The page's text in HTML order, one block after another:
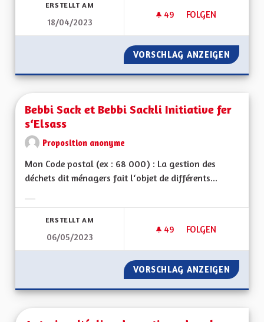
ERSTELLT AM
18/04/2023
49 49 FOLLOWER
FOLGEN
BRIGADE VERTE
VORSCHLAG ANZEIGEN
Bebbi Sack et Bebbi Sackli Initiative fer
s‘Elsass
Proposition anonyme
Mon Code postal (ex : 68 000) : La gestion des
déchets dit ménagers fait l‘objet de différents...
ERSTELLT AM
06/05/2023
49 49 FOLLOWER
FOLGEN
BEBBI SACK ET
VORSCHLAG ANZEIGEN BEBBI